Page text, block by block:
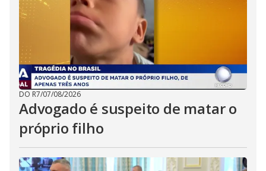
DO R7/07/08/2026
Advogado é suspeito de matar o
próprio filho